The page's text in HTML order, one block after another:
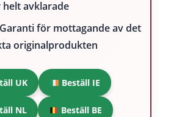
helt avklarade
för mottagande av det
originalprodukten
UK Beställ IE
NL Beställ BE